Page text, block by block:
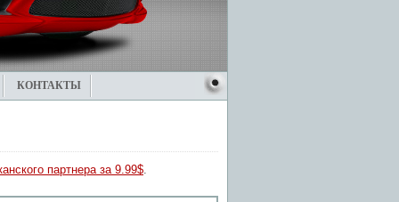
КОНТАКТЫ
партнера за 9.99$.